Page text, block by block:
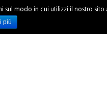
INCHIESTE
modo in cui utilizzi il nostro
più